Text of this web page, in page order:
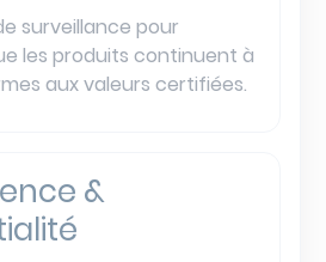
surveillance pour
les produits continuent à
aux valeurs certifiées.
&